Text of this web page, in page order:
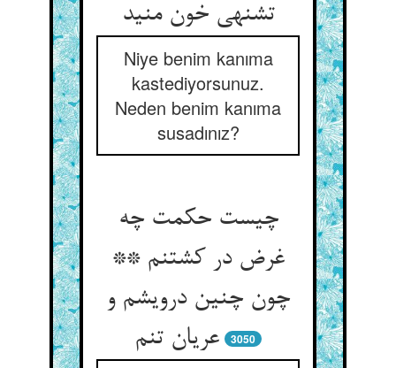
تشنه‏ی خون منید
Niye benim kanıma
kastediyorsunuz.
Neden benim kanıma
susadınız?
چیست حکمت چه
غرض در کشتنم **
چون چنین درویشم و
عریان تنم‏
3050